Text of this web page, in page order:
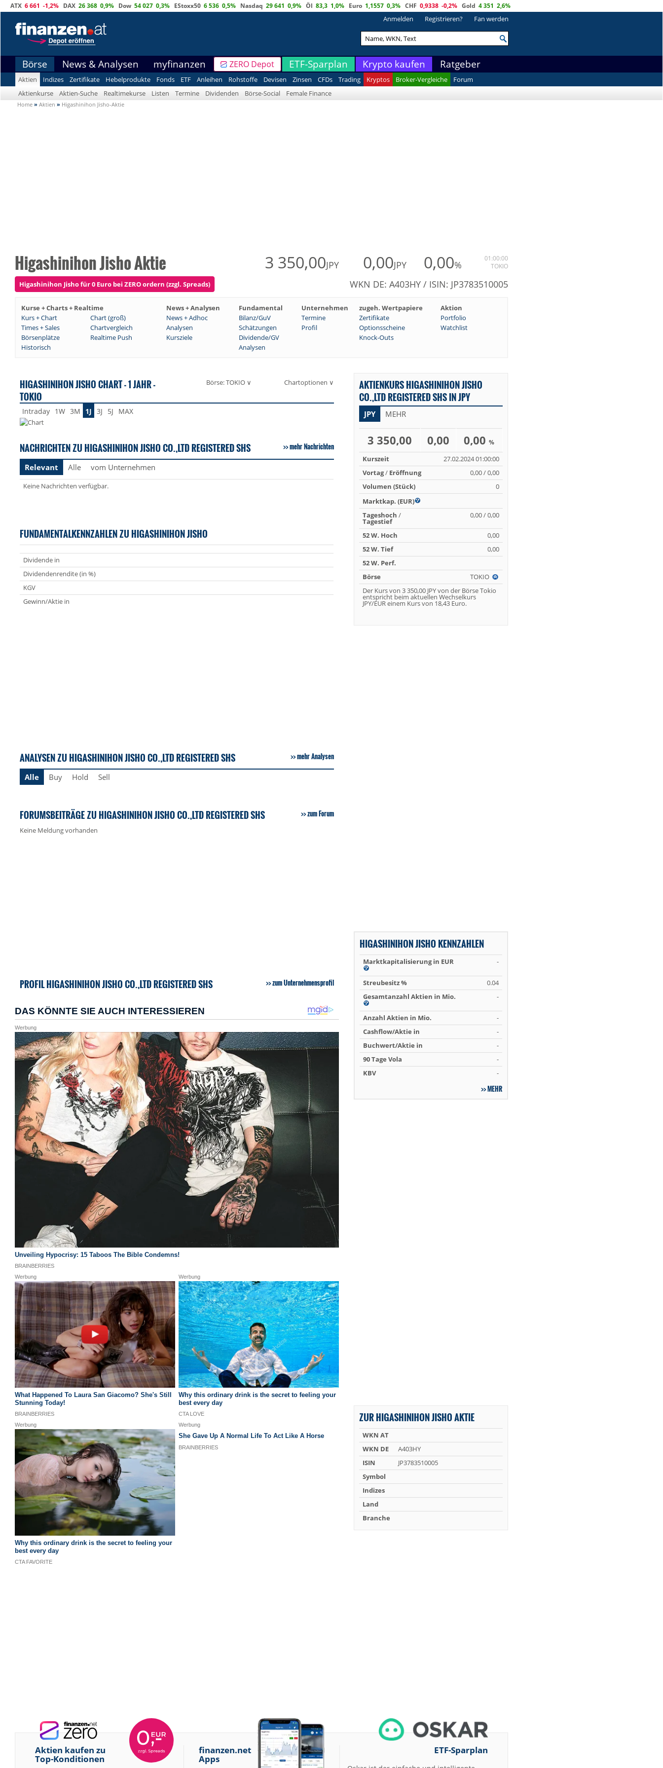
ATX 6 661 -1,2% DAX 26 368 0,9% Dow 54 027 0,3% EStoxx50 6 536 0,5% Nasdaq 29 641 0,9% Öl 83,3 1,0% Euro 1,1557 0,3% CHF 0,9338 -0,2% Gold 4 351 2,6%
Anmelden Registrieren? Fan werden
Börse News & Analysen myfinanzen ZERO Depot ETF-Sparplan Krypto kaufen Ratgeber
Aktien Indizes Zertifikate Hebelprodukte Fonds ETF Anleihen Rohstoffe Devisen Zinsen CFDs Trading Kryptos Broker-Vergleiche
Forum
Aktienkurse
Aktien-Suche Realtimekurse Listen Termine Dividenden Börse-Social Female Finance
Home » Aktien » Higashinihon Jisho-Aktie
Higashinihon Jisho Aktie 3 350,00JPY 0,00JPY 0,00%
01:00:00
TOKIO
Higashinihon Jisho für 0 Euro bei ZERO ordern (zzgl. Spreads) WKN DE: A403HY / ISIN: JP3783510005
Kurse + Charts + Realtime News + Analysen Fundamental Unternehmen zugeh. Wertpapiere
Aktion
Kurs + Chart
Chart (groß) News + Adhoc Bilanz/GuV Termine Zertifikate
Portfolio
Times + Sales
Chartvergleich Analysen Schätzungen Profil Optionsscheine
Watchlist
Börsenplätze
Realtime Push Kursziele Dividende/GV
Knock-Outs
Historisch
Analysen
HIGASHINIHON JISHO CHART - 1 JAHR -
TOKIO
Börse: TOKIO ∨ Chartoptionen ∨
Intraday 1W 3M 1J 3J 5J MAX
NACHRICHTEN ZU HIGASHINIHON JISHO CO.,LTD REGISTERED SHS mehr Nachrichten
Relevant Alle vom Unternehmen
Keine Nachrichten verfügbar.
FUNDAMENTALKENNZAHLEN ZU HIGASHINIHON JISHO
Dividende in
Dividendenrendite (in %)
KGV
Gewinn/Aktie in
ANALYSEN ZU HIGASHINIHON JISHO CO.,LTD REGISTERED SHS mehr Analysen
Alle Buy Hold Sell
FORUMSBEITRÄGE ZU HIGASHINIHON JISHO CO.,LTD REGISTERED SHS zum Forum
Keine Meldung vorhanden
PROFIL HIGASHINIHON JISHO CO.,LTD REGISTERED SHS zum Unternehmensprofil
AKTIENKURS HIGASHINIHON JISHO
CO.,LTD REGISTERED SHS IN JPY
JPY MEHR
3 350,00 0,00 0,00%
Kurszeit
27.02.2024 01:00:00
Vortag/ Eröffnung
0,00 / 0,00
Volumen (Stück)
0
Marktkap. (EUR)
Tageshoch /
Tagestief
0,00 / 0,00
52 W. Hoch
0,00
52 W. Tief
0,00
52 W. Perf.
Börse
TOKIO
Der Kurs von 3 350,00 JPY von der Börse Tokio
entspricht beim aktuellen Wechselkurs
JPY/EUR einem Kurs von 18,43 Euro.
HIGASHINIHON JISHO KENNZAHLEN
Marktkapitalisierung in EUR -
Streubesitz %
0.04
Gesamtanzahl Aktien in Mio.
-
Anzahl Aktien in Mio.
-
Cashflow/Aktie in
-
Buchwert/Aktie in
-
90 Tage Vola
-
KBV
-
MEHR
ZUR HIGASHINIHON JISHO AKTIE
WKN AT
WKN DE
A403HY
ISIN
JP3783510005
Symbol
Indizes
Land
Branche
Aktien kaufen zu
Top-Konditionen
finanzen.net
Apps
ETF-Sparplan